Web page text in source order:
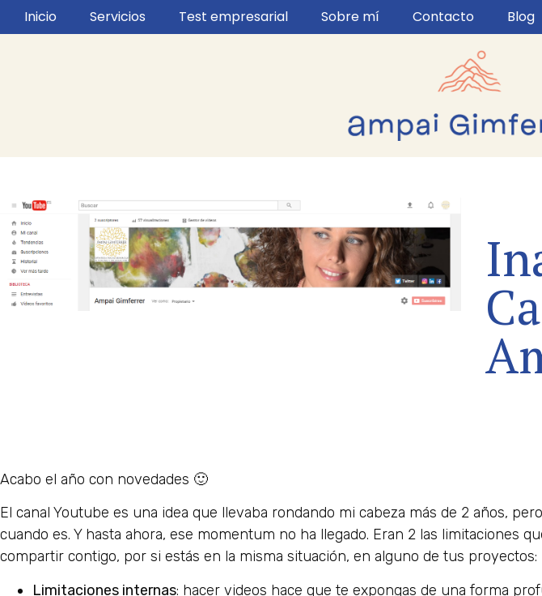
Inicio Servicios Test empresarial Sobre mí Contacto Blog
Acabo el año con novedades 🙂
El canal Youtube es una idea que llevaba rondando mi cabeza más de 2 años,
cuando es. Y hasta ahora, ese momentum no ha llegado. Eran 2 las limitaciones
compartir contigo, por si estás en la misma situación, en alguno de tus proyectos:
Limitaciones internas: hacer videos hace que te expongas de una forma